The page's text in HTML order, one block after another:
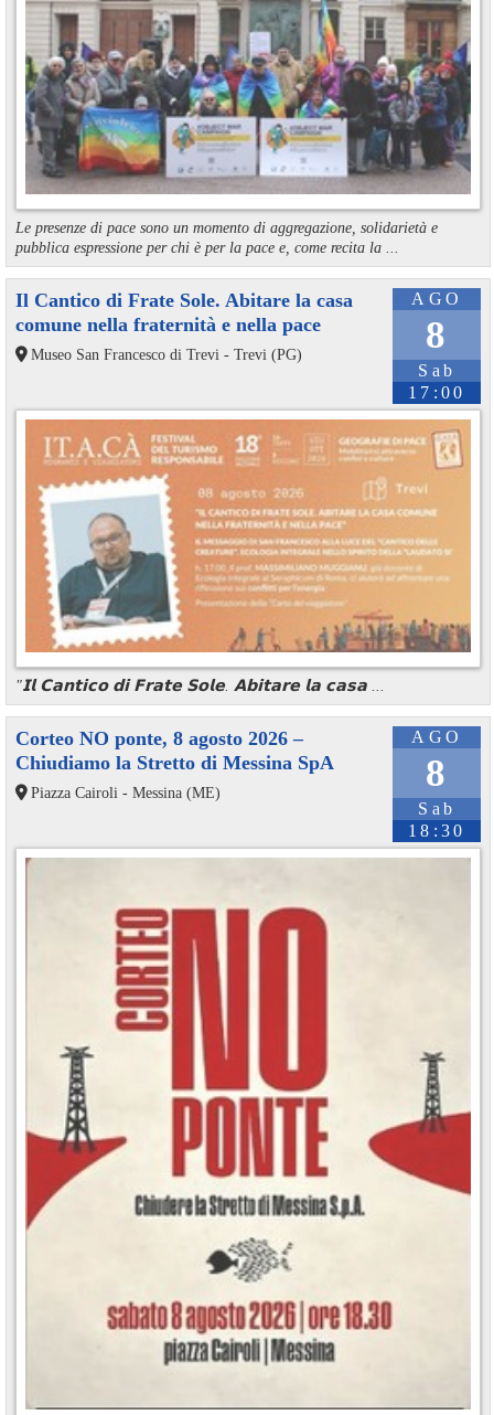
Le presenze di pace sono un momento di aggregazione, solidarietà e
pubblica espressione per chi è per la pace e, come recita la ...
AGO
8
Sab
17:00
Il Cantico di Frate Sole. Abitare la casa
comune nella fraternità e nella pace
Museo San Francesco di Trevi - Trevi (PG)
"𝗜𝗹 𝗖𝗮𝗻𝘁𝗶𝗰𝗼 𝗱𝗶 𝗙𝗿𝗮𝘁𝗲 𝗦𝗼𝗹𝗲. 𝗔𝗯𝗶𝘁𝗮𝗿𝗲 𝗹𝗮 𝗰𝗮𝘀𝗮 ...
AGO
8
Sab
18:30
Corteo NO ponte, 8 agosto 2026 –
Chiudiamo la Stretto di Messina SpA
Piazza Cairoli - Messina (ME)